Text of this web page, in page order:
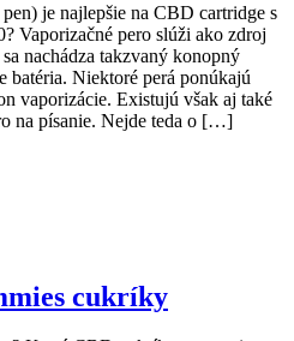
je najlepšie na CBD cartridge s
Vaporizačné pero slúži ako zdroj
nachádza takzvaný konopný
batéria. Niektoré perá ponúkajú
vaporizácie. Existujú však aj také
na písanie. Nejde teda o […]
cukríky